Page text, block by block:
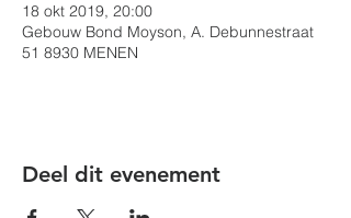
18 okt 2019, 20:00
Gebouw Bond Moyson, A. Debunnestraat
51 8930 MENEN
Deel dit evenement